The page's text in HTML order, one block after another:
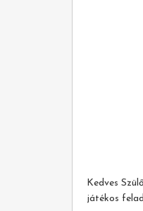
Kedves
játékos